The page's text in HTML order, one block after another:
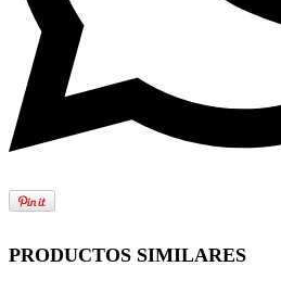
PRODUCTOS SIMILARES